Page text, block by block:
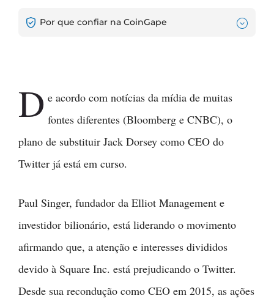
Por que confiar na CoinGape
D e acordo com notícias da mídia de muitas
fontes diferentes (Bloomberg e CNBC), o
plano de substituir Jack Dorsey como CEO do
Twitter já está em curso.
Paul Singer, fundador da Elliot Management e
investidor bilionário, está liderando o movimento
afirmando que, a atenção e interesses divididos
devido à Square Inc. está prejudicando o Twitter.
Desde sua recondução como CEO em 2015, as ações